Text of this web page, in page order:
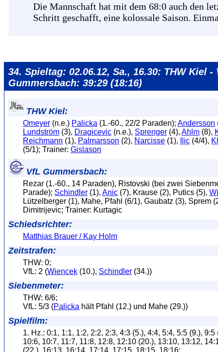
Die Mannschaft hat mit dem 68:0 auch den
Schritt geschafft, eine kolossale Saison.
34. Spieltag: 02.06.12, Sa., 16.30: THW Kiel -
Gummersbach: 39:29 (18:16)
THW Kiel:
Omeyer (n.e.) Palicka (1.-60., 22/2 Paraden); Andersson
Lundström (3), Dragicevic (n.e.), Sprenger (4), Ahlm (8),
Reichmann (1), Palmarsson (2), Narcisse (1), Ilic (4/4),
(5/1); Trainer: Gislason
VfL Gummersbach:
Rezar (1.-60., 14 Paraden), Ristovski (bei zwei
Parade); Schindler (1), Anic (7), Krause (2), Putics (5),
Lützelberger (1), Mahe, Pfahl (6/1), Gaubatz (3), Sprem
Dimitrijevic; Trainer: Kurtagic
Schiedsrichter:
Matthias Brauer / Kay Holm
Zeitstrafen:
THW: 0;
VfL: 2 (Wiencek (10.), Schindler (34.))
Siebenmeter:
THW: 6/6;
VfL: 5/3 (Palicka hält Pfahl (12.) und Mahe (29.))
Spielfilm:
1. Hz.: 0:1, 1:1, 1:2, 2:2, 2:3, 4:3 (5.), 4:4, 5:4, 5:5 (9.), 9:5
10:6, 10:7, 11:7, 11:8, 12:8, 12:10 (20.), 13:10, 13:12,
(22.), 16:13, 16:14, 17:14, 17:15, 18:15, 18:16;